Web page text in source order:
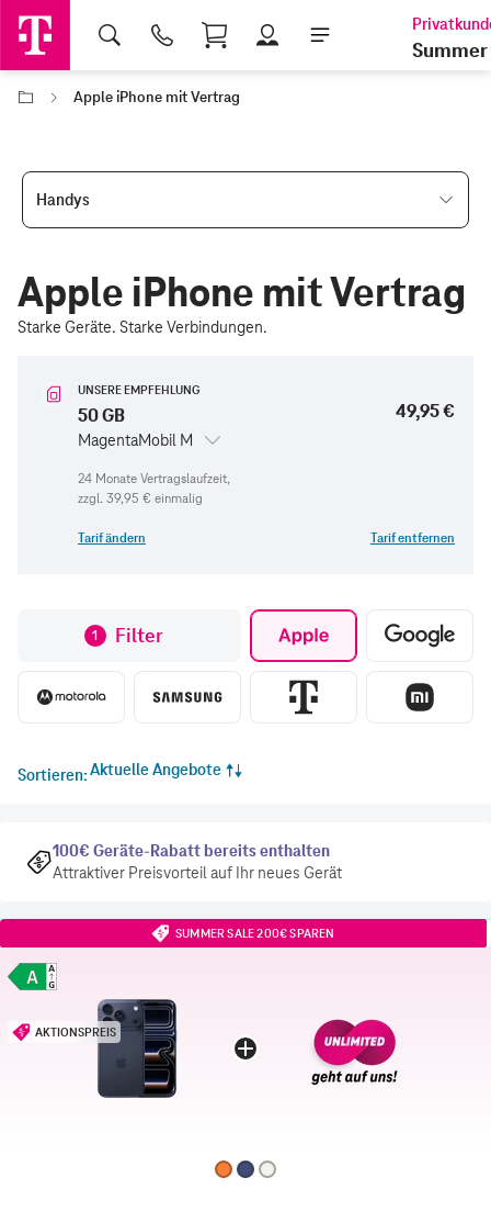
Shopping Cart
Summer
Apple iPhone mit Vertrag
Handys
Apple iPhone mit Vertrag
Starke Geräte. Starke Verbindungen.
UNSERE EMPFEHLUNG
50 GB
MagentaMobil M
49,95 €
zzgl. 39,95 € einmalig
Tarif ändern Tarif entfernen
1 Filter
Sortieren Aktuelle Angebote
100€ Geräte-Rabatt bereits enthalten
Attraktiver Preisvorteil auf Ihr neues Gerät
SUMMER SALE 200€ SPAREN
AKTIONSPREIS